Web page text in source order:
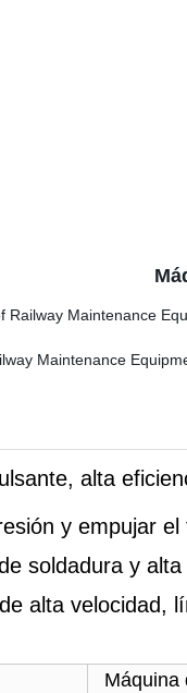
alta
y empujar
soldadura y
alta velocidad,
Máquina